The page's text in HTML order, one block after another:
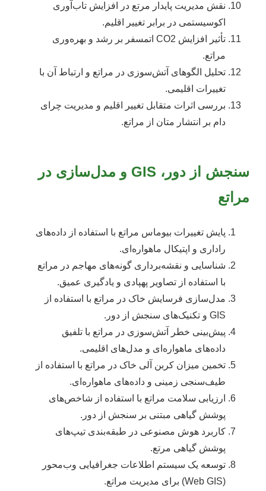
نقش مدیریت پایدار مرتع در افزایش تاب‌آوری
اکوسیستمی در برابر تغییر اقلیم.
تأثیر افزایش CO2 اتمسفر بر رشد و بهره‌وری
مراتع.
تحلیل الگوهای آتش‌سوزی در مراتع و ارتباط آن با
تغییرات اقلیمی.
بررسی اثرات متقابل تغییر اقلیم و مدیریت چرای
دام بر انتشار متان از مراتع.
سنجش از دور، GIS و مدل‌سازی در
مراتع
پایش تغییرات بیوماس مراتع با استفاده از داده‌های
راداری و اپتیکال ماهواره‌ای.
شناسایی و نقشه‌برداری گونه‌های مهاجم در مراتع
با استفاده از تصاویر پهپادی و یادگیری عمیق.
مدل‌سازی فرسایش خاک در مراتع با استفاده از
GIS و تکنیک‌های سنجش از دور.
پیش‌بینی خطر آتش‌سوزی در مراتع با تلفیق
داده‌های ماهواره‌ای و مدل‌های اقلیمی.
تخمین میزان کربن آلی خاک در مراتع با استفاده از
طیف‌سنجی زمینی و داده‌های ماهواره‌ای.
ارزیابی سلامت مراتع با استفاده از شاخص‌های
پوشش گیاهی مبتنی بر سنجش از دور.
کاربرد هوش مصنوعی در طبقه‌بندی تیپ‌های
پوشش گیاهی مرتع.
توسعه یک سیستم اطلاعات جغرافیایی وب‌محور
(Web GIS) برای مدیریت مراتع.